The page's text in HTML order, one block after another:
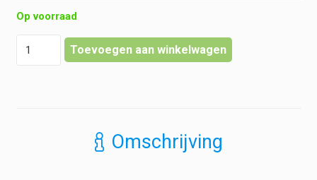
Op voorraad
Toevoegen aan winkelwagen
Omschrijving